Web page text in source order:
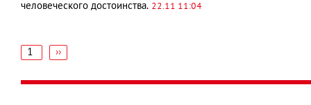
человеческого достоинства. 22.11 11:04
страниц
1
Следующая
››